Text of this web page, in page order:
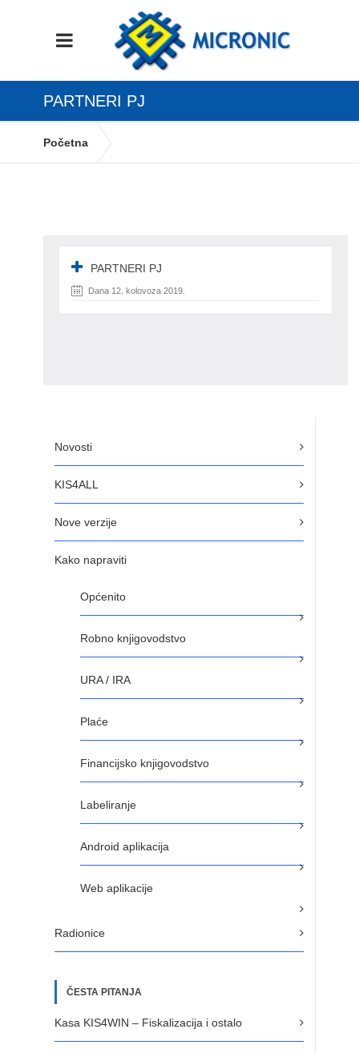
PARTNERI PJ
Početna
Novosti
KIS4ALL
Nove verzije
Kako napraviti
Općenito
Robno knjigovodstvo
URA / IRA
Plaće
Financijsko knjigovodstvo
Labeliranje
Android aplikacija
Web aplikacije
Radionice
ČESTA PITANJA
Kasa KIS4WIN – Fiskalizacija i ostalo
PARTNERI PJ
Dana 12. kolovoza 2019.